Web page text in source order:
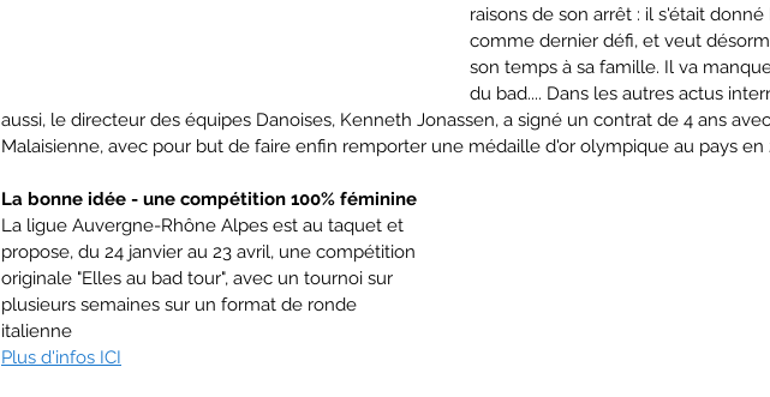
raisons de son arrêt : il s'était donné
comme dernier défi, et veut
son temps à sa famille. Il va
du bad.... Dans les autres actus
aussi, le directeur des équipes Danoises, Kenneth Jonassen, a signé un contrat de 4 ans
Malaisienne, avec pour but de faire enfin remporter une médaille d'or olympique au pays en
La bonne idée - une compétition 100% féminine
La ligue Auvergne-Rhône Alpes est au taquet et
propose, du 24 janvier au 23 avril, une compétition
originale "Elles au bad tour", avec un tournoi sur
plusieurs semaines sur un format de ronde
italienne
Plus d'infos ICI